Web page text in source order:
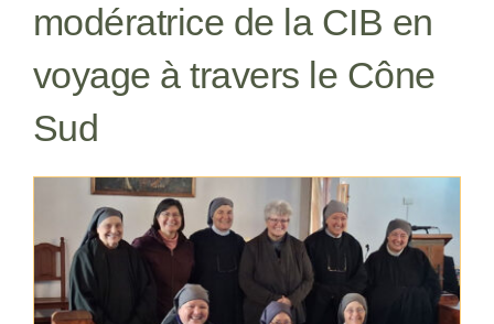
Devenir moine ou moniale
La médaille de Saint Benoît
Archives OSB.org
modératrice de la CIB en
voyage à travers le Cône
Sud